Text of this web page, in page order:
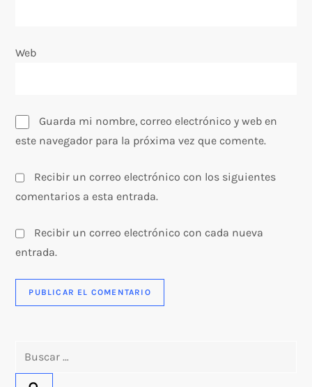
d
s
Web
Guarda mi nombre, correo electrónico y web en
este navegador para la próxima vez que comente.
Recibir un correo electrónico con los siguientes
comentarios a esta entrada.
Recibir un correo electrónico con cada nueva
entrada.